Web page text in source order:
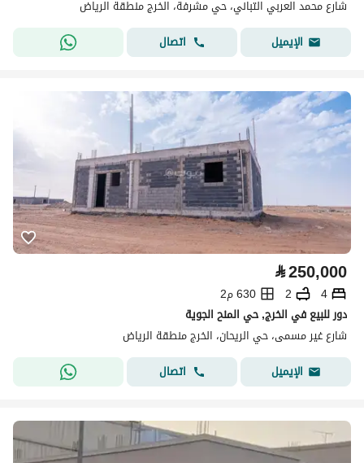
شارع محمد العربي التباني، حي مشرفة، الخرج منطقة الرياض
الإيميل
اتصال
⃁250,000
4
2
630 م2
دور للبيع في الخرج, حي المنح الجوية
شارع غير مسمى، حي الريحان، الخرج منطقة الرياض
الإيميل
اتصال